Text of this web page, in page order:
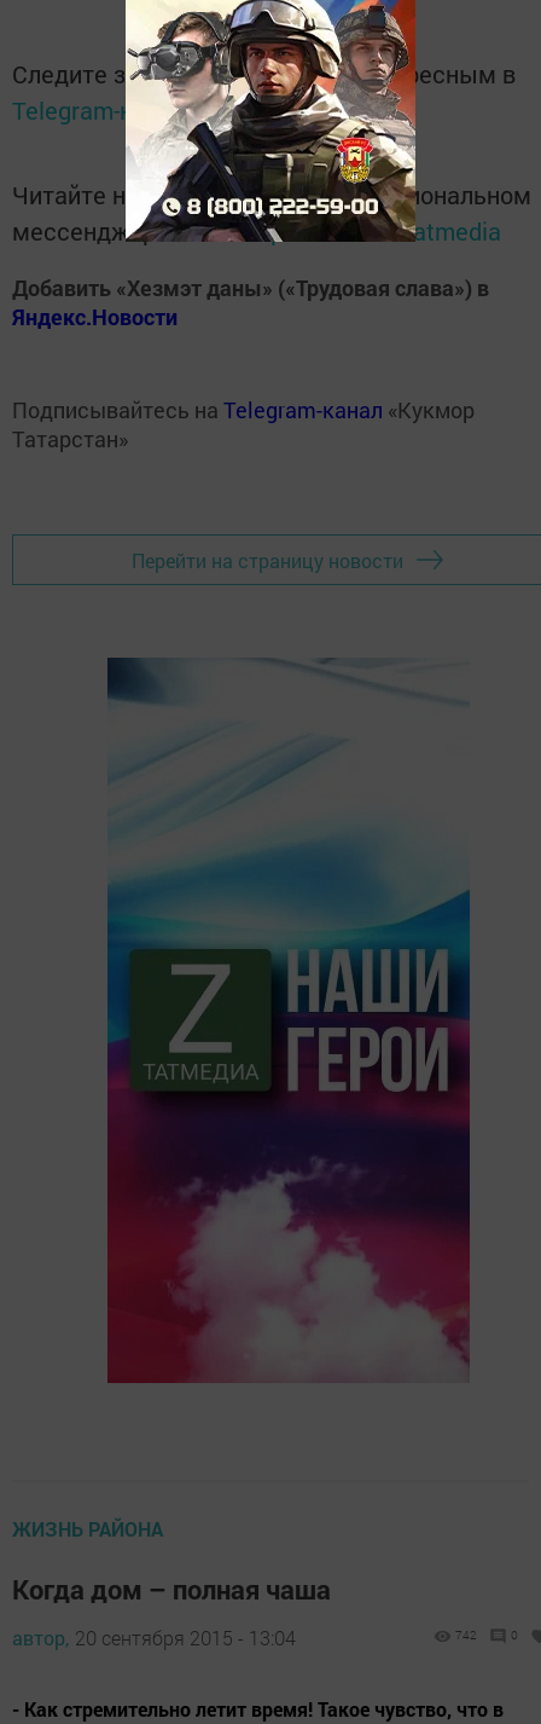
Следите за самым важным и интересным в
Telegram-каналеТатмедиа
Читайте новости Татарстана в национальном
мессенджере MАХ:https://max.ru/tatmedia
Добавить «Хезмэт даны» («Трудовая слава») в
Яндекс.Новости
Подписывайтесь на Telegram-канал «Кукмор
Татарстан»
Перейти на страницу новости
ЖИЗНЬ РАЙОНА
Когда дом – полная чаша
автор, 20 сентября 2015 - 13:04 742 0
- Как стремительно летит время! Такое чувство, что в